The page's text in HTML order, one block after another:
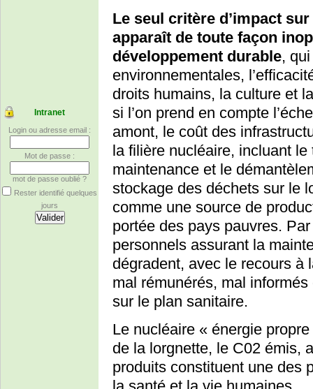
Intranet
Login ou adresse email :
Mot de passe :
mot de passe oublié ?
Rester identifié quelques
jours
Le seul critère d’impact
apparaît de toute façon
développement durable,
environnementales,
droits humains, la culture et
si l’on prend en compte
amont, le coût des
la filière nucléaire, incluant
maintenance et le
stockage des déchets sur le
comme une source de
portée des pays pauvres.
personnels assurant la
dégradent, avec le recours à
mal rémunérés, mal
sur le plan sanitaire.
Le nucléaire « énergie
de la lorgnette, le C02 émis,
produits constituent une des